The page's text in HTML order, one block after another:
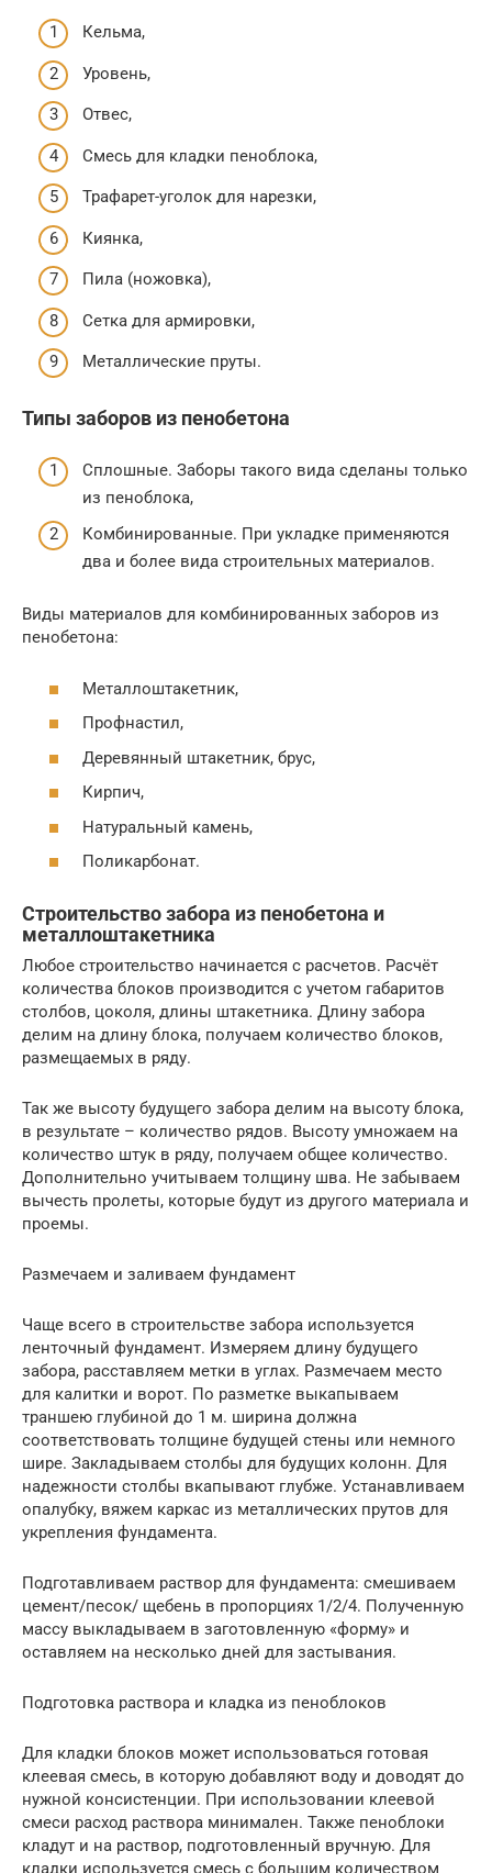
Кельма,
Уровень,
Отвес,
Смесь для кладки пеноблока,
Трафарет-уголок для нарезки,
Киянка,
Пила (ножовка),
Сетка для армировки,
Металлические пруты.
Типы заборов из пенобетона
Сплошные. Заборы такого вида сделаны только
из пеноблока,
Комбинированные. При укладке применяются
два и более вида строительных материалов.
Виды материалов для комбинированных заборов из
пенобетона:
Металлоштакетник,
Профнастил,
Деревянный штакетник, брус,
Кирпич,
Натуральный камень,
Поликарбонат.
Строительство забора из пенобетона и
металлоштакетника
Любое строительство начинается с расчетов. Расчёт
количества блоков производится с учетом габаритов
столбов, цоколя, длины штакетника. Длину забора
делим на длину блока, получаем количество блоков,
размещаемых в ряду.
Так же высоту будущего забора делим на высоту блока,
в результате – количество рядов. Высоту умножаем на
количество штук в ряду, получаем общее количество.
Дополнительно учитываем толщину шва. Не забываем
вычесть пролеты, которые будут из другого материала и
проемы.
Размечаем и заливаем фундамент
Чаще всего в строительстве забора используется
ленточный фундамент. Измеряем длину будущего
забора, расставляем метки в углах. Размечаем место
для калитки и ворот. По разметке выкапываем
траншею глубиной до 1 м. ширина должна
соответствовать толщине будущей стены или немного
шире. Закладываем столбы для будущих колонн. Для
надежности столбы вкапывают глубже. Устанавливаем
опалубку, вяжем каркас из металлических прутов для
укрепления фундамента.
Подготавливаем раствор для фундамента: смешиваем
цемент/песок/ щебень в пропорциях 1/2/4. Полученную
массу выкладываем в заготовленную «форму» и
оставляем на несколько дней для застывания.
Подготовка раствора и кладка из пеноблоков
Для кладки блоков может использоваться готовая
клеевая смесь, в которую добавляют воду и доводят до
нужной консистенции. При использовании клеевой
смеси расход раствора минимален. Также пеноблоки
кладут и на раствор, подготовленный вручную. Для
кладки используется смесь с большим количеством